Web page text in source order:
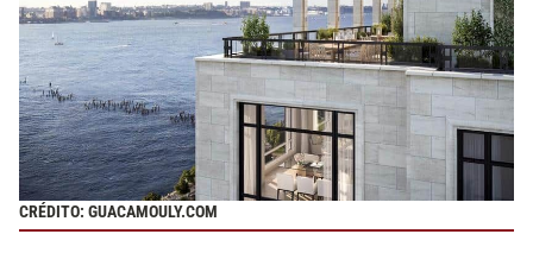
CRÉDITO: GUACAMOULY.COM